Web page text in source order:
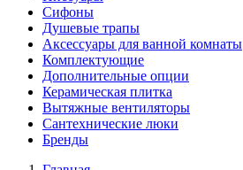
Сифоны
Душевые трапы
Аксессуары для ванной комнаты
Комплектующие
Дополнительные опции
Керамическая плитка
Вытяжные вентиляторы
Сантехнические люки
Бренды